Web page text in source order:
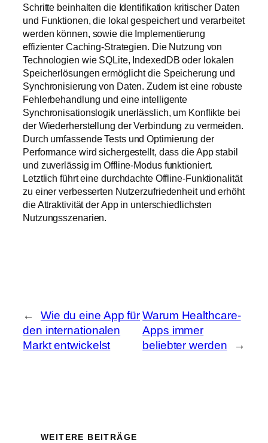
Schritte beinhalten die Identifikation kritischer Daten
und Funktionen, die lokal gespeichert und verarbeitet
werden können, sowie die Implementierung
effizienter Caching-Strategien. Die Nutzung von
Technologien wie SQLite, IndexedDB oder lokalen
Speicherlösungen ermöglicht die Speicherung und
Synchronisierung von Daten. Zudem ist eine robuste
Fehlerbehandlung und eine intelligente
Synchronisationslogik unerlässlich, um Konflikte bei
der Wiederherstellung der Verbindung zu vermeiden.
Durch umfassende Tests und Optimierung der
Performance wird sichergestellt, dass die App stabil
und zuverlässig im Offline-Modus funktioniert.
Letztlich führt eine durchdachte Offline-Funktionalität
zu einer verbesserten Nutzerzufriedenheit und erhöht
die Attraktivität der App in unterschiedlichsten
Nutzungsszenarien.
←
Wie du eine App für
den internationalen
Markt entwickelst
Warum Healthcare-
Apps immer
beliebter werden
→
WEITERE BEITRÄGE